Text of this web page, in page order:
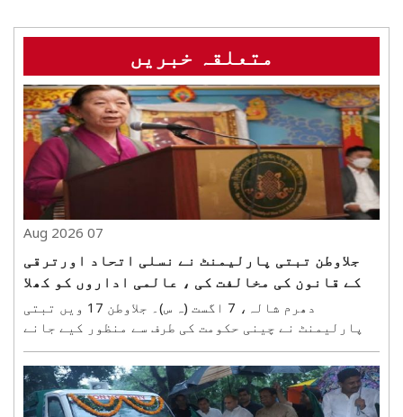
متعلقہ خبریں
07 Aug 2026
جلاوطن تبتی پارلیمنٹ نے نسلی اتحاد اورترقی
کے قانون کی مخالفت کی ، عالمی اداروں کو کھلا
خط لکھا
دھرم شالہ، 7 اگست (ہ س)۔ جلاوطن 17 ویں تبتی
پارلیمنٹ نے چینی حکومت کی طرف سے منظور کیے جانے
والے نام نہادایتھنک یونیٹی اینڈ پروگریس لاء(نسلی
اتحاد اور ترقی کے قانون) کی شدید مخالفت کی ہے۔ تبت
کی پارلیمنٹ نے دنیا کے مختلف ممالک سمیت تبت دوست
تنظیموں..